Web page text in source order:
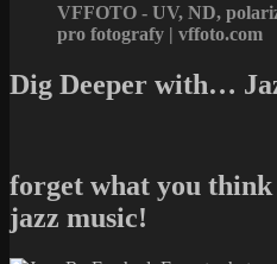
VFFOTO - UV, ND,
pro fotografy | vffoto.com
Dig Deeper with…
forget what you
jazz music!